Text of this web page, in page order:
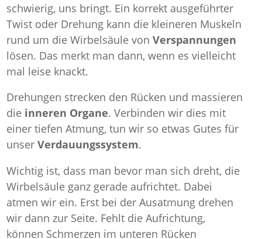
schwierig, uns bringt. Ein korrekt ausgeführter
Twist oder Drehung kann die kleineren Muskeln
rund um die Wirbelsäule vonVerspannungen
lösen. Das merkt man dann, wenn es vielleicht
mal leise knackt.
Drehungen strecken den Rücken und massieren
die inneren Organe. Verbinden wir dies mit
einer tiefen Atmung, tun wir so etwas Gutes für
unserVerdauungssystem.
Wichtig ist, dass man bevor man sich dreht, die
Wirbelsäule ganz gerade aufrichtet. Dabei
atmen wir ein. Erst bei der Ausatmung drehen
wir dann zur Seite. Fehlt die Aufrichtung,
können Schmerzen im unteren Rücken